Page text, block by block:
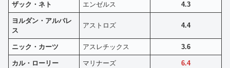
ザック・ネト エンゼルス 4.3
ヨルダン・アルバレ
ス
アストロズ 4.4
ニック・カーツ アスレチックス 3.6
カル・ローリー マリナーズ 6.4